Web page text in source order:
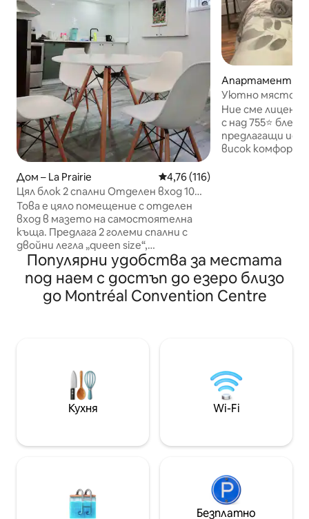
Дом – La Prairie Средна оценка: 4,76 от 5,
4,76 (116)
Цял блок 2 спални Отделен вход 10
мин до MTL
Това е цяло помещение с отделен
вход в мазето на самостоятелна
къща. Предлага 2 големи спални с
двойни легла „queen size“,
всекидневна, напълно оборудвана
кухня и баня. Преносим климатик,
телевизор, затъмняващи завеси
във всяка стая Специално перално
като трето легло. При поискване се
осигурява допълнителен матрак. На
2 минути от магистралата, на
10 минути от MTL, на 20 минути от
Апартамент –
Уютно място за
летище MTL |
отзива
Ние сме
с над 755⭐️
предлагащи
висок комфорт
бърз Wi - Fi,
всичко
престоя си
стрес. Триезични домакини: ON
PARLE FRANÇAIS
Популярни удобства за местата
под наем с достъп до езеро близо
до Montréal Convention Centre
Кухня Wi-Fi
Безплатно